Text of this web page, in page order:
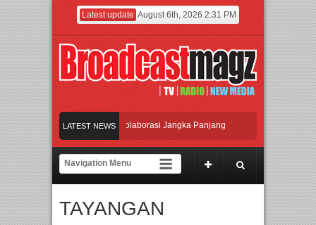
Latest update August 6th, 2026 2:31 PM
LATEST NEWS
dari Kampanye ke Kolaborasi Jangka Panjang
Took di Ubud, Bali
Afan Hadirkan Hipdut Modern “Jangan Ungkit-Ungkit”
TAYANGAN